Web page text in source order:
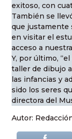
exitoso, con
También se
que justamente
en visitar el
acceso a
Y, por último,
taller de dibujo
las infancias y
sido los seres
directora del
Autor: